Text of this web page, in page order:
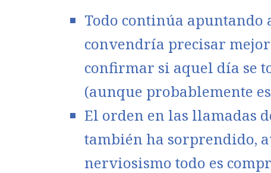
Todo continúa apuntando
convendría precisar
confirmar si aquel día se
(aunque probablemente
El orden en las llamadas
también ha sorprendido,
nerviosismo todo es